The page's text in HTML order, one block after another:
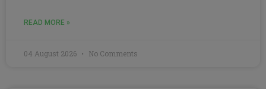
READ MORE »
04 August 2026 No Comments